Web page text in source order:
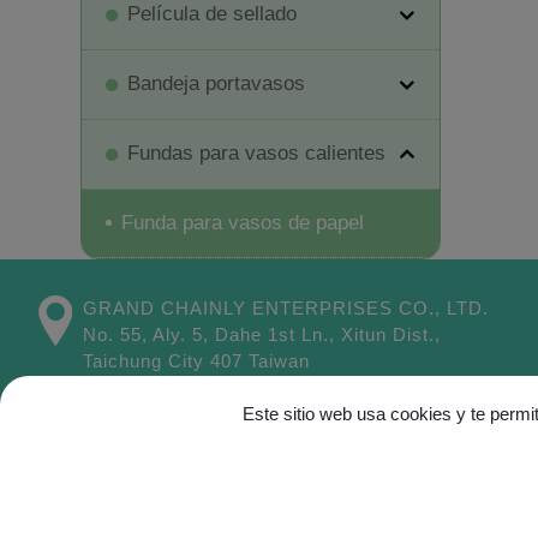
Película de sellado
Bandeja portavasos
Fundas para vasos calientes
Funda para vasos de papel
GRAND CHAINLY ENTERPRISES CO., LTD.
No. 55, Aly. 5, Dahe 1st Ln., Xitun Dist.,
Taichung City 407 Taiwan
Este sitio web usa cookies y te